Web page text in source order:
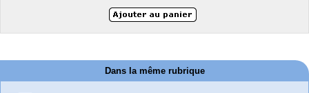
Dans la même rubrique